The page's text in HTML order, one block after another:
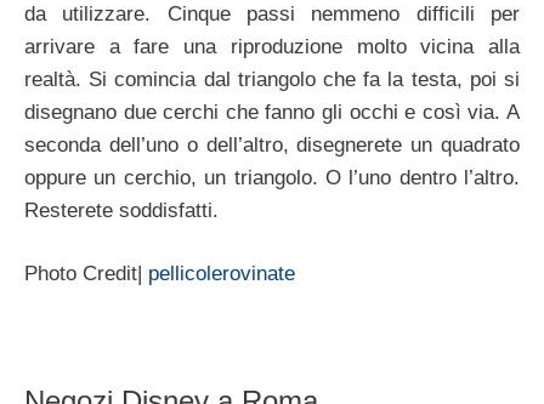
da utilizzare. Cinque passi nemmeno difficili per
arrivare a fare una riproduzione molto vicina alla
realtà. Si comincia dal triangolo che fa la testa, poi si
disegnano due cerchi che fanno gli occhi e così via. A
seconda dell’uno o dell’altro, disegnerete un quadrato
oppure un cerchio, un triangolo. O l’uno dentro l’altro.
Resterete soddisfatti.
Photo Credit| pellicolerovinate